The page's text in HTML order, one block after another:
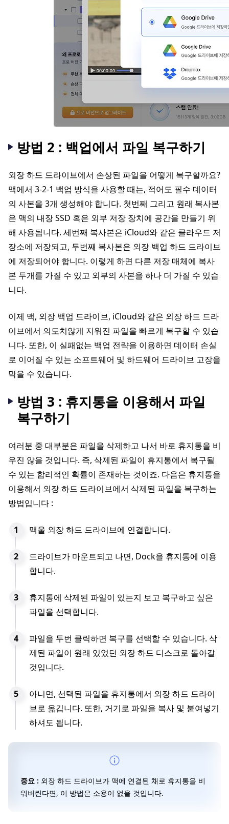
방법 2 : 백업에서 파일 복구하기
외장 하드 드라이브에서 손상된 파일을 어떻게 복구할까요?
맥에서 3-2-1 백업 방식을 사용할 때는, 적어도 필수 데이터
의 사본을 3개 생성해야 합니다. 첫번째 그리고 원래 복사본
은 맥의 내장 SSD 혹은 외부 저장 장치에 공간을 만들기 위
해 사용됩니다. 세번째 복사본은 iCloud와 같은 클라우드 저
장소에 저장되고, 두번째 복사본은 외장 백업 하드 드라이브
에 저장되어야 합니다. 이렇게 하면 다른 저장 매체에 복사
본 두개를 가질 수 있고 외부의 사본을 하나 더 가질 수 있습
니다.
이제 맥, 외장 백업 드라이브, iCloud와 같은 외장 하드 드라
이브에서 의도치않게 지워진 파일을 빠르게 복구할 수 있습
니다. 또한, 이 실패없는 백업 전략을 이용하면 데이터 손실
로 이어질 수 있는 소프트웨어 및 하드웨어 드라이브 고장을
막을 수 있습니다.
방법 3 : 휴지통을 이용해서 파일
복구하기
여러분 중 대부분은 파일을 삭제하고 나서 바로 휴지통을 비
우진 않을 것입니다. 즉, 삭제된 파일이 휴지통에서 복구될
수 있는 합리적인 확률이 존재하는 것이죠. 다음은 휴지통을
이용해서 외장 하드 드라이브에서 삭제된 파일을 복구하는
방법입니다 :
맥울 외장 하드 드라이브에 연결합니다.
드라이브가 마운트되고 나면, Dock을 휴지통에 이용
합니다.
휴지통에 삭제된 파일이 있는지 보고 복구하고 싶은
파일을 선택합니다.
파일을 두번 클릭하면 복구를 선택할 수 있습니다. 삭
제된 파일이 원래 있었던 외장 하드 디스크로 돌아갈
것입니다.
아니면, 선택된 파일을 휴지통에서 외장 하드 드라이
브로 옮깁니다. 또한, 거기로 파일을 복사 및 붙여넣기
하셔도 됩니다.
중요 : 외장 하드 드라이브가 맥에 연결된 채로 휴지통을 비
워버린다면, 이 방법은 소용이 없을 것입니다.